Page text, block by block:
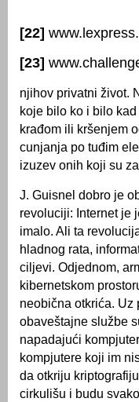
[22]
[23]
njihov privatni život.
koje bilo ko i bilo
krađom ili kršenjem
cunjanja po tuđim
izuzev onih koji su
J. Guisnel dobro je
revoluciji: Internet je
imalo. Ali ta
hladnog rata,
ciljevi. Odjednom,
kibernetskom
neobična otkrića. Uz
obaveštajne službe
napadajući
kompjutere koji im
da otkriju
cirkulišu i budu